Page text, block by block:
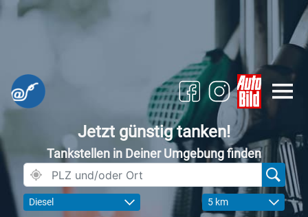
Jetzt günstig tanken!
Tankstellen in Deiner Umgebung finden
Diesel 5 km